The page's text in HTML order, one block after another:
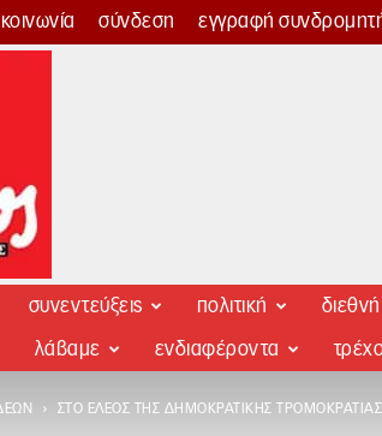
σύνδεση εγγραφή
συνεντεύξεις πολιτική διεθνή
λάβαμε ενδιαφέροντα
ΣΤΟ ΈΛΕΟΣ ΤΗΣ ΔΗΜΟΚΡΑΤΙΚΉΣ ΤΡΟΜΟΚΡΑΤΊΑΣ